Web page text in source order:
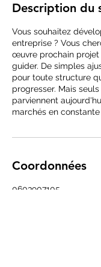
Description du
Vous souhaitez
entreprise ? Vous
œuvre prochain projet
guider. De simples
pour toute structure
progresser. Mais
parviennent
marchés en
Coordonnées
0603907105